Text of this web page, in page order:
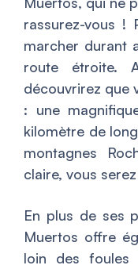
rassurez-vous !
marcher durant
route étroite.
découvrirez que
: une
kilomètre de
montagnes
claire, vous
En plus de ses
Muertos offre
loin des